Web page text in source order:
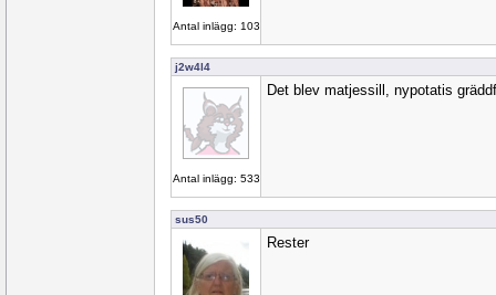
Antal inlägg: 103
j2w4l4
Antal inlägg: 533
Det blev matjessill, nypotatis
sus50
Rester